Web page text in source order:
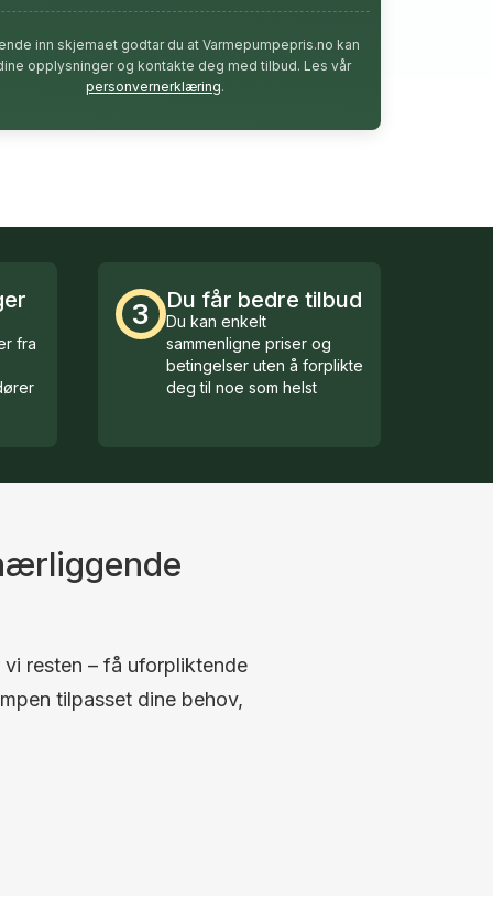
inn skjemaet godtar du at Varmepumpepris.no kan
opplysninger og kontakte deg med tilbud. Les vår
personvernerklæring.
fra
3 Du får bedre tilbud
Du kan enkelt
sammenligne priser og
betingelser uten å forplikte
deg til noe som helst
resten – få uforpliktende
tilpasset dine behov,